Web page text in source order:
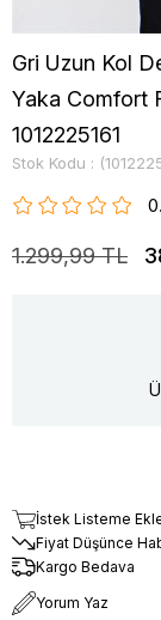
Gri Uzun Kol
Yaka Comfort
1012225161
Stok Kodu
1.299,99 TL
İstek Listeme
Fiyat Düşünce
Kargo Bedava
Yorum Yaz